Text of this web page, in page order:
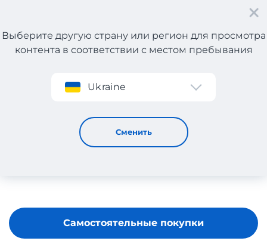
Регистрация
Выберите другую страну или регион для просмотра
контента в соответствии с местом пребывания
Ukraine
Сменить
CROCS
Самостоятельные покупки